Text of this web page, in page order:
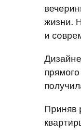
жизни.
и
Приняв